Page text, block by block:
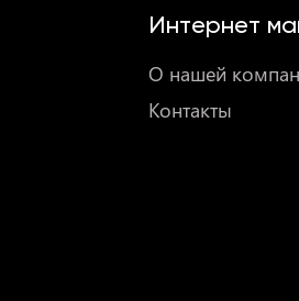
Интернет
О нашей
Контакты